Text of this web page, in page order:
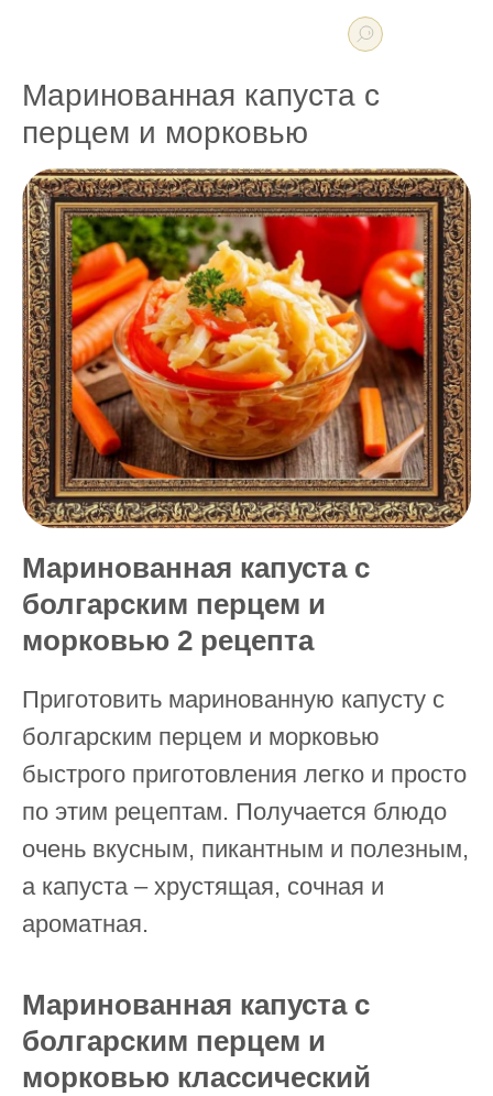
Маринованная капуста с
перцем и морковью
Маринованная капуста с
болгарским перцем и
морковью 2 рецепта
Приготовить маринованную капусту с
болгарским перцем и морковью
быстрого приготовления легко и просто
по этим рецептам. Получается блюдо
очень вкусным, пикантным и полезным,
а капуста – хрустящая, сочная и
ароматная.
Маринованная капуста с
болгарским перцем и
морковью классический